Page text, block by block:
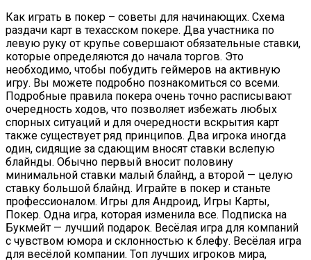
Как играть в покер – советы для начинающих. Схема
раздачи карт в техасском покере. Два участника по
левую руку от крупье совершают обязательные ставки,
которые определяются до начала торгов. Это
необходимо, чтобы побудить геймеров на активную
игру. Вы можете подробно познакомиться со всеми.
Подробные правила покера очень точно расписывают
очередность ходов, что позволяет избежать любых
спорных ситуаций и для очередности вскрытия карт
также существует ряд принципов. Два игрока иногда
один, сидящие за сдающим вносят ставки вслепую
блайнды. Обычно первый вносит половину
минимальной ставки малый блайнд, а второй — целую
ставку большой блайнд. Играйте в покер и станьте
профессионалом. Игры для Андроид, Игры Карты,
Покер. Одна игра, которая изменила все. Подписка на
Букмейт — лучший подарок. Весёлая игра для компаний
с чувством юмора и склонностью к блефу. Весёлая игра
для весёлой компании. Топ лучших игроков мира,